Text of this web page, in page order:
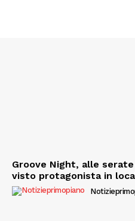
Groove Night, alle
visto protagonista in